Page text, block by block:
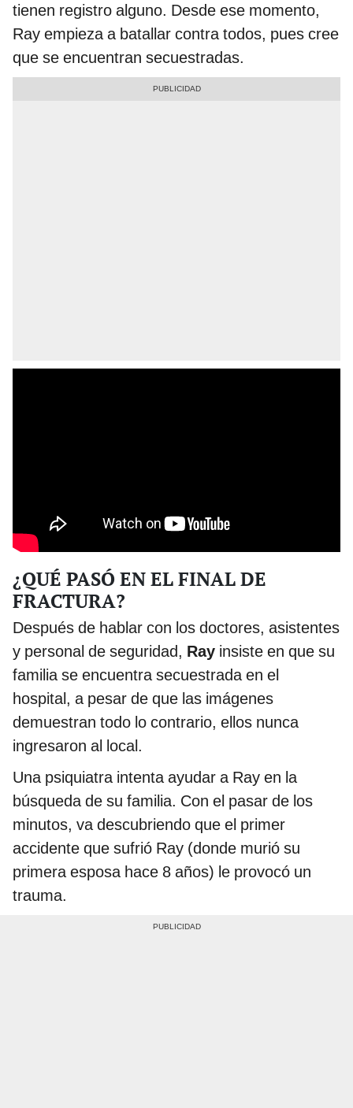
tienen registro alguno. Desde ese momento,
Ray empieza a batallar contra todos, pues cree
que se encuentran secuestradas.
¿QUÉ PASÓ EN EL FINAL DE
FRACTURA?
Después de hablar con los doctores, asistentes
y personal de seguridad, Ray insiste en que su
familia se encuentra secuestrada en el
hospital, a pesar de que las imágenes
demuestran todo lo contrario, ellos nunca
ingresaron al local.
Una psiquiatra intenta ayudar a Ray en la
búsqueda de su familia. Con el pasar de los
minutos, va descubriendo que el primer
accidente que sufrió Ray (donde murió su
primera esposa hace 8 años) le provocó un
trauma.